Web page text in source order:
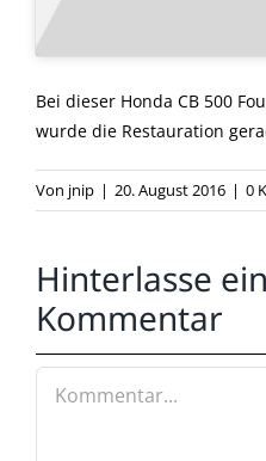
Bei dieser Honda CB 500
wurde die Restauration
Von jnip | 20. August 2016 | 0
Hinterlasse
Kommentar